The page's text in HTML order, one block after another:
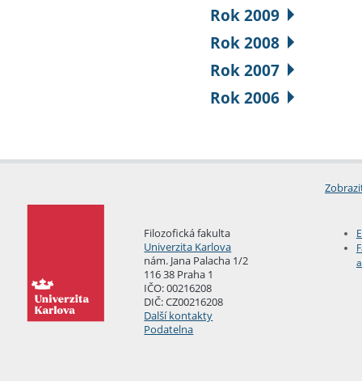
Rok 2009
Rok 2008
Rok 2007
Rok 2006
Filozofická fakulta
Univerzita Karlova
nám. Jana Palacha 1/2
116 38 Praha 1
IČO: 00216208
DIČ: CZ00216208
Další kontakty
Podatelna